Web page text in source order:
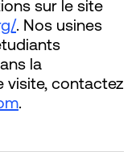
sur le site
. Nos usines
la
visite, contactez
.